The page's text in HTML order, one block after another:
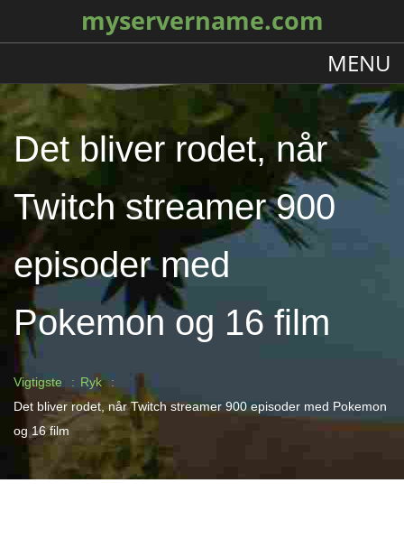
myservername.com
MENU
Det bliver rodet, når
Twitch streamer 900
episoder med
Pokemon og 16 film
Vigtigste
Ryk
Det bliver rodet, når Twitch streamer 900 episoder med Pokemon
og 16 film